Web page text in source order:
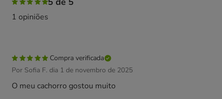
1 opiniões
Compra verificada
Por Sofia F. dia 1 de novembro de 2025
O meu cachorro gostou muito